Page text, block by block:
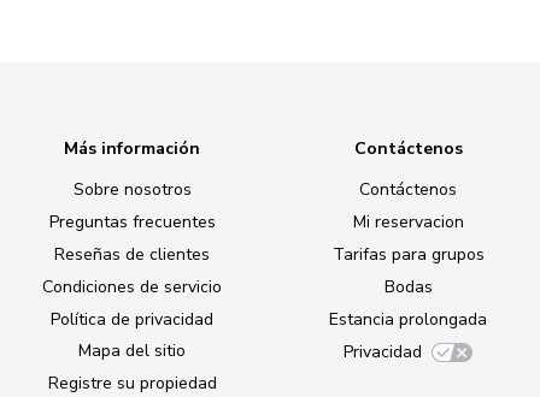
Más información
Sobre nosotros
Preguntas frecuentes
Reseñas de clientes
Condiciones de servicio
Política de privacidad
Mapa del sitio
Registre su propiedad
Contáctenos
Contáctenos
Mi reservacion
Tarifas para grupos
Bodas
Estancia prolongada
Privacidad